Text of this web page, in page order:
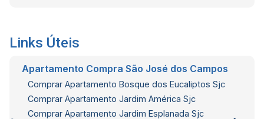
Links Úteis
Apartamento Compra São José dos Campos
Comprar Apartamento Bosque dos Eucaliptos Sjc
Comprar Apartamento Jardim América Sjc
Comprar Apartamento Jardim Esplanada Sjc